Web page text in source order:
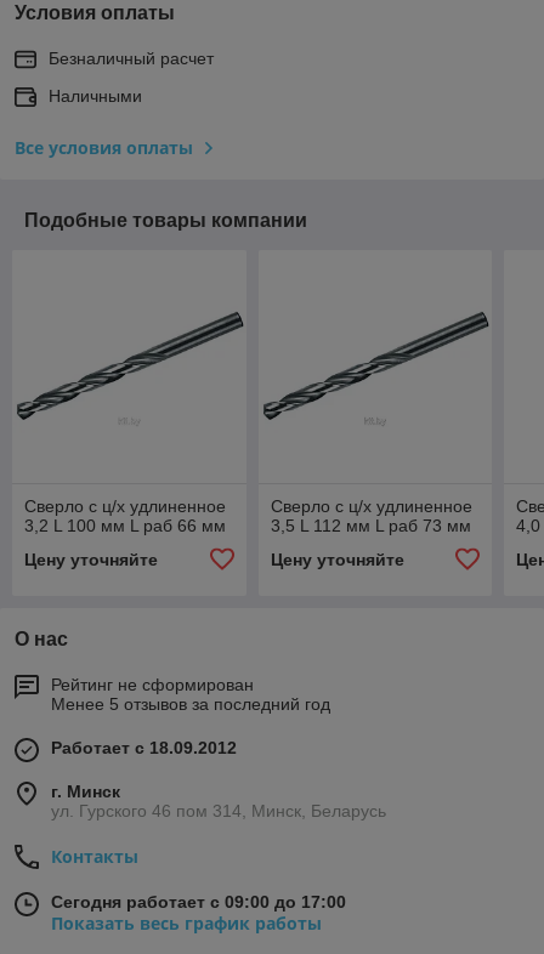
Условия оплаты
Безналичный расчет
Наличными
Все условия оплаты
Подобные товары компании
Сверло с ц/х удлиненное
3,2 L 100 мм L раб 66 мм
Цену уточняйте
Сверло с ц/х удлиненное
3,5 L 112 мм L раб 73 мм
Цену уточняйте
О нас
Рейтинг не сформирован
Менее 5 отзывов за последний год
Работает с 18.09.2012
г. Минск
ул. Гурского 46 пом 314, Минск, Беларусь
Контакты
Сегодня работает с 09:00 до 17:00
Показать весь график работы